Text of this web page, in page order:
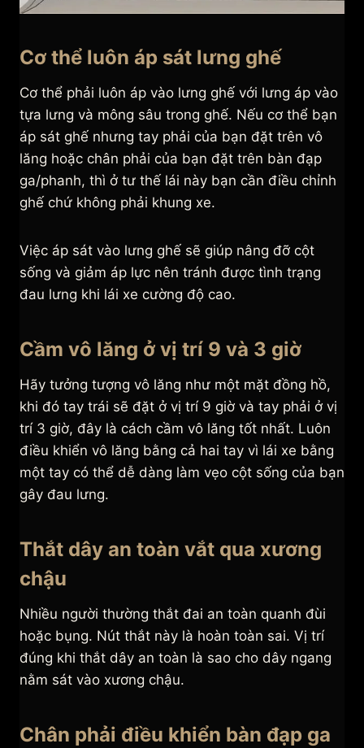
Cơ thể luôn áp sát lưng ghế
Cơ thể phải luôn áp vào lưng ghế với lưng áp vào
tựa lưng và mông sâu trong ghế. Nếu cơ thể bạn
áp sát ghế nhưng tay phải của bạn đặt trên vô
lăng hoặc chân phải của bạn đặt trên bàn đạp
ga/phanh, thì ở tư thế lái này bạn cần điều chỉnh
ghế chứ không phải khung xe.
Việc áp sát vào lưng ghế sẽ giúp nâng đỡ cột
sống và giảm áp lực nên tránh được tình trạng
đau lưng khi lái xe cường độ cao.
Cầm vô lăng ở vị trí 9 và 3 giờ
Hãy tưởng tượng vô lăng như một mặt đồng hồ,
khi đó tay trái sẽ đặt ở vị trí 9 giờ và tay phải ở vị
trí 3 giờ, đây là cách cầm vô lăng tốt nhất. Luôn
điều khiển vô lăng bằng cả hai tay vì lái xe bằng
một tay có thể dễ dàng làm vẹo cột sống của bạn
gây đau lưng.
Thắt dây an toàn vắt qua xương
chậu
Nhiều người thường thắt đai an toàn quanh đùi
hoặc bụng. Nút thắt này là hoàn toàn sai. Vị trí
đúng khi thắt dây an toàn là sao cho dây ngang
nằm sát vào xương chậu.
Chân phải điều khiển bàn đạp ga